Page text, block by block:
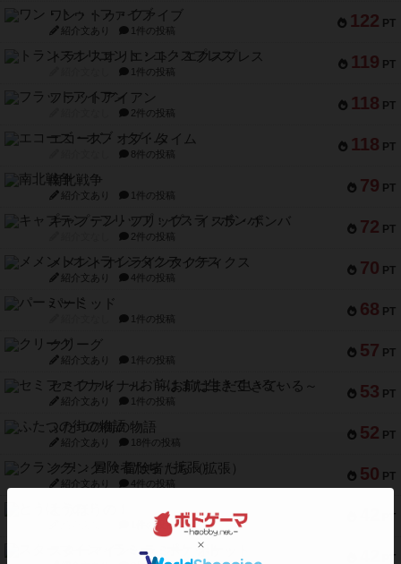
122 PT
ワン・トゥ・ファイブ
紹介文あり 1件の投稿
119 PT
トランスオリエント・エクスプレス
1件の投稿
118 PT
フラットアイアン
2件の投稿
118 PT
エコーズ・オブ・タイム
8件の投稿
79 PT
南北戦争
紹介文あり 1件の投稿
72 PT
キャプテン・フリップ：イスラ・ボンバ
2件の投稿
70 PT
メメントオンラインタクティクス
紹介文あり 4件の投稿
68 PT
パーミッド
1件の投稿
57 PT
クリーグ
紹介文あり 1件の投稿
53 PT
セミファイナル ～お前はまだ生きている～
紹介文あり 1件の投稿
52 PT
ふたつの街の物語
紹介文あり 18件の投稿
50 PT
クランク! ：冒険者たち（拡張）
紹介文あり 4件の投稿
PT
1件の投稿
PT
スターマイン・ラミー ポケット